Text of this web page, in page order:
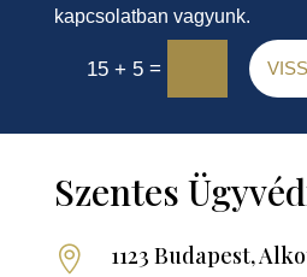
kapcsolatban vagyunk.
15 + 5 =
Szentes
 1123 Budapest,